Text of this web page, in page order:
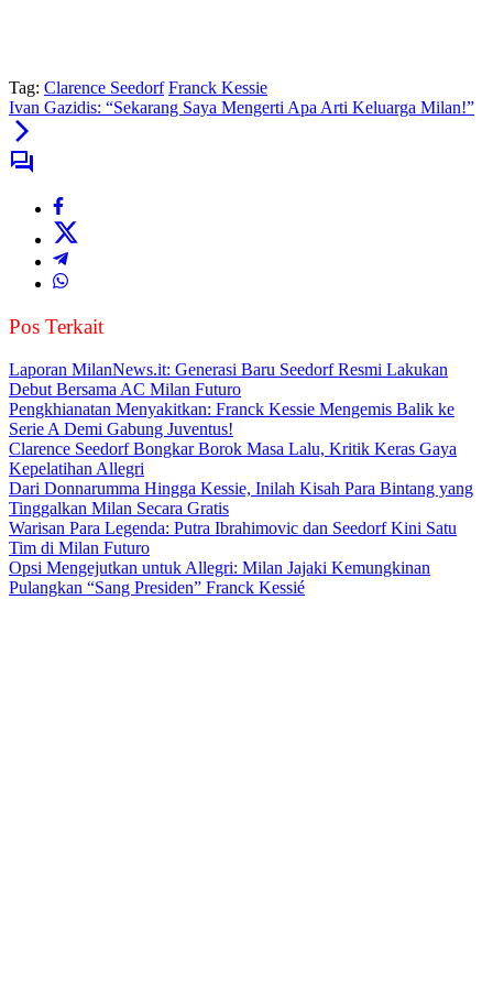
Tag: Clarence Seedorf Franck Kessie
Ivan Gazidis: “Sekarang Saya Mengerti Apa Arti Keluarga Milan!”
Pos Terkait
Laporan MilanNews.it: Generasi Baru Seedorf Resmi Lakukan
Debut Bersama AC Milan Futuro
Pengkhianatan Menyakitkan: Franck Kessie Mengemis Balik ke
Serie A Demi Gabung Juventus!
Clarence Seedorf Bongkar Borok Masa Lalu, Kritik Keras Gaya
Kepelatihan Allegri
Dari Donnarumma Hingga Kessie, Inilah Kisah Para Bintang yang
Tinggalkan Milan Secara Gratis
Warisan Para Legenda: Putra Ibrahimovic dan Seedorf Kini Satu
Tim di Milan Futuro
Opsi Mengejutkan untuk Allegri: Milan Jajaki Kemungkinan
Pulangkan “Sang Presiden” Franck Kessié